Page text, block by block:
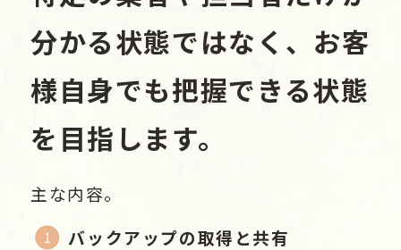
分かる状態ではなく、お客
様自身でも把握できる状態
を目指します。
主な内容。
バックアップの取得と共有